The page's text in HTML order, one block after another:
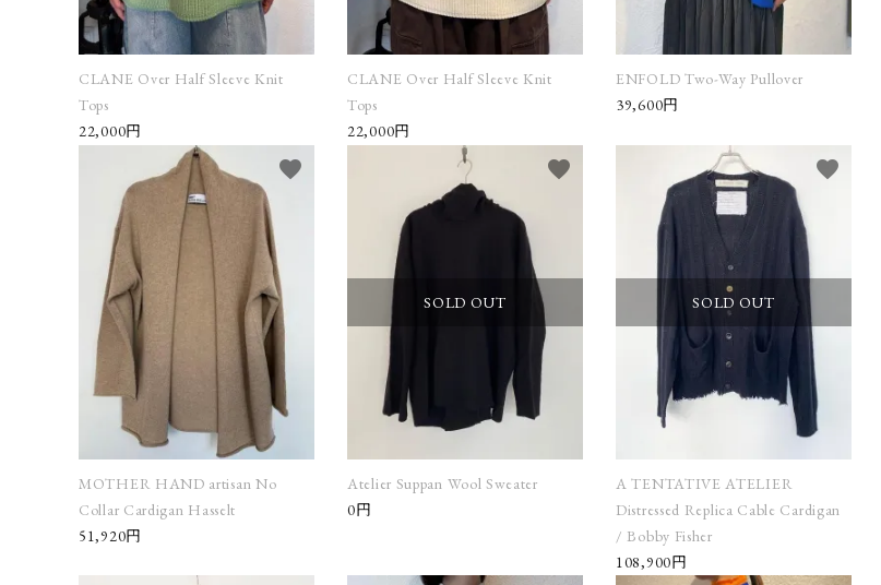
MITTAN
taichimurakami
tous les deux
ensemble
YVES
ANDRIEUX
CLANE Over Half Sleeve Knit
Tops
22,000円
CLANE Over Half Sleeve Knit
Tops
22,000円
ENFOLD Two-Way Pullover
39,600円
MOTHER HAND artisan No
Collar Cardigan Hasselt
51,920円
favorite
SOLD OUT
Atelier Suppan Wool Sweater
0円
favorite
SOLD OUT
A TENTATIVE ATELIER
Distressed Replica Cable Cardigan
/ Bobby Fisher
108,900円
favorite